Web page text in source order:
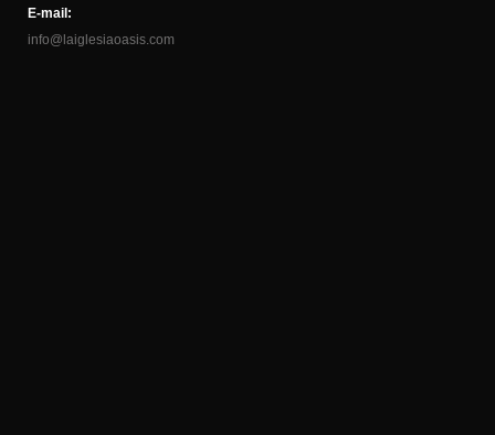
E-mail:
info@laiglesiaoasis.com